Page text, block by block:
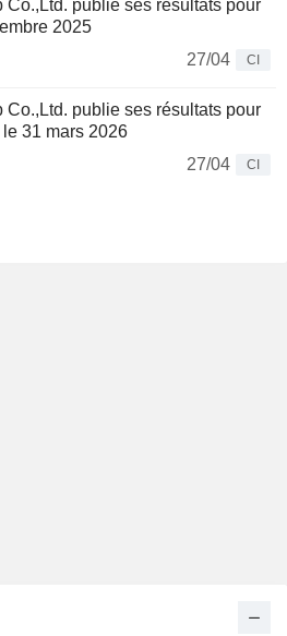
Co.,Ltd. publie ses résultats pour
2025
27/04
CI
Co.,Ltd. publie ses résultats pour
31 mars 2026
27/04
CI